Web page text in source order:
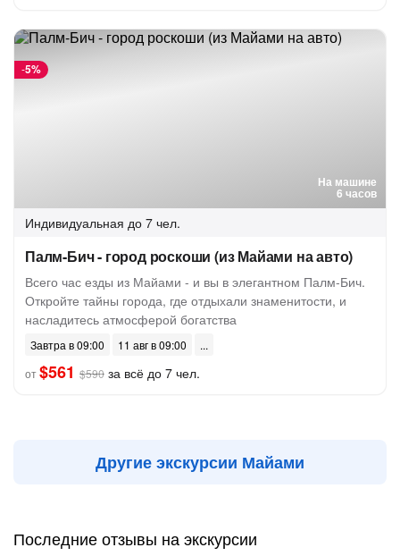
На машине
6 часов
-5%
Индивидуальная до 7 чел.
Палм-Бич - город роскоши (из Майами на авто)
Всего час езды из Майами - и вы в элегантном Палм-Бич.
Откройте тайны города, где отдыхали знаменитости, и
насладитесь атмосферой богатства
Завтра в 09:00
11 авг в 09:00
от$561 $590 за всё до 7 чел.
Другие экскурсии Майами
Последние отзывы на экскурсии